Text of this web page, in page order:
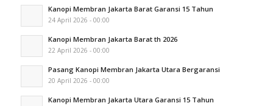
Kanopi Membran Jakarta Barat Garansi 15 Tahun
24 April 2026 - 00:00
Kanopi Membran Jakarta Barat th 2026
22 April 2026 - 00:00
Pasang Kanopi Membran Jakarta Utara Bergaransi
20 April 2026 - 00:00
Kanopi Membran Jakarta Utara Garansi 15 Tahun